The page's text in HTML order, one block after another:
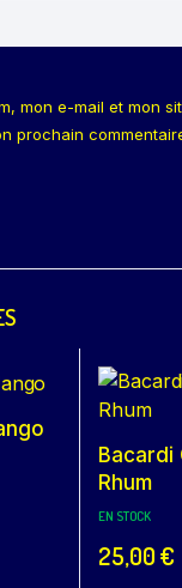
mon e-mail et mon
prochain
Bacardi
Rhum
EN STOCK
25,00€